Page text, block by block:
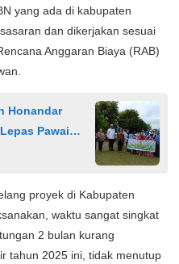
yang ada di kabupaten
dan dikerjakan sesuai
Anggaran Biaya (RAB)
Honandar
Pawai
proyek di Kabupaten
waktu sangat singkat
2 bulan kurang
tahun 2025 ini, tidak menutup